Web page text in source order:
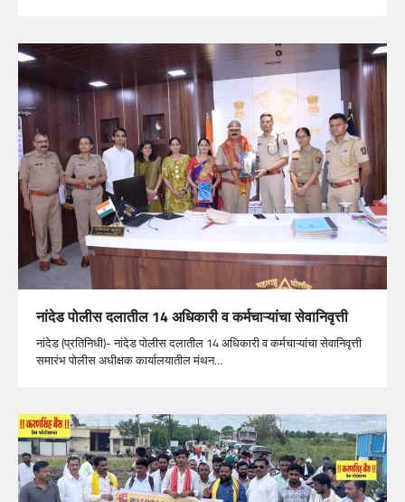
नांदेड पोलीस दलातील 14 अधिकारी व कर्मचाऱ्यांचा सेवानिवृत्ती
नांदेड (प्रतिनिधी)- नांदेड पोलीस दलातील 14 अधिकारी व कर्मचाऱ्यांचा सेवानिवृत्ती
समारंभ पोलीस अधीक्षक कार्यालयातील मंथन…